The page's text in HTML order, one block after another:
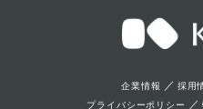
企業情報 ／ 採用
プライバシーポリシー ／